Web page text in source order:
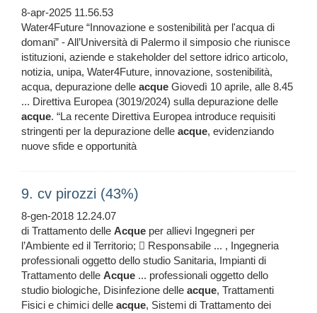
8-apr-2025 11.56.53
Water4Future “Innovazione e sostenibilità per l'acqua di
domani” - All’Università di Palermo il simposio che riunisce
istituzioni, aziende e stakeholder del settore idrico articolo,
notizia, unipa, Water4Future, innovazione, sostenibilità,
acqua, depurazione delle acque Giovedì 10 aprile, alle 8.45
... Direttiva Europea (3019/2024) sulla depurazione delle
acque. “La recente Direttiva Europea introduce requisiti
stringenti per la depurazione delle acque, evidenziando
nuove sfide e opportunità
9. cv pirozzi (43%)
8-gen-2018 12.24.07
di Trattamento delle Acque per allievi Ingegneri per
l’Ambiente ed il Territorio;  Responsabile ... , Ingegneria
professionali oggetto dello studio Sanitaria, Impianti di
Trattamento delle Acque ... professionali oggetto dello
studio biologiche, Disinfezione delle acque, Trattamenti
Fisici e chimici delle acque, Sistemi di Trattamento dei